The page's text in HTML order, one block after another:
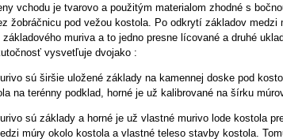
vchodu je tvarovo a použitým materialom zhodné s
žobráčnicu pod vežou kostola. Po odkrytí základov
základového muriva a to jedno presne lícované a druhé
vysvetľuje dvojako :
sú širšie uložené základy na kamennej doske pod
na terénny podklad, horné je už kalibrované na šírku
sú základy a horné je už vlastné murivo lode kostola
múry okolo kostola a vlastné teleso stavby kostola.